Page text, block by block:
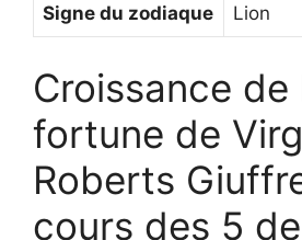
Signe du zodiaque Lion
Croissance de
fortune de
Roberts
cours des 5